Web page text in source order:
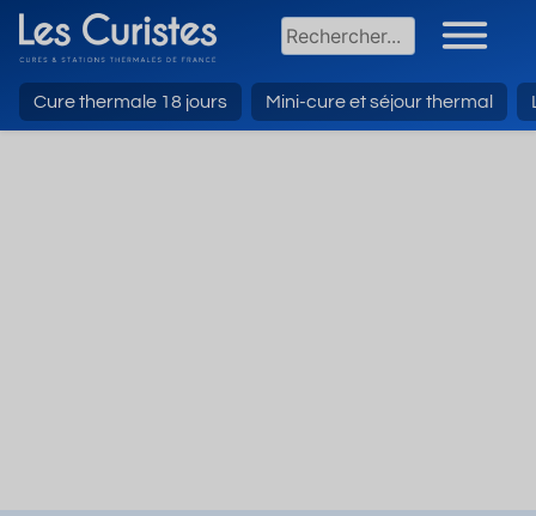
Cure thermale 18 jours Mini-cure et séjour thermal